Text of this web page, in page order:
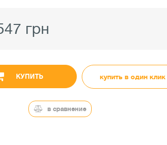
грн
КУПИТЬ купить в один клик
в сравнение